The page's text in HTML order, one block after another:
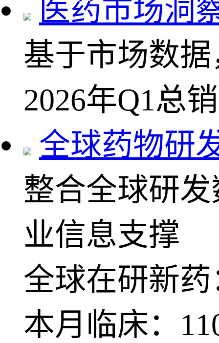
医药市场洞
基于市场数
2026年Q1总
全球药物研
整合全球研
业信息支撑
全球在研新药
本月临床：